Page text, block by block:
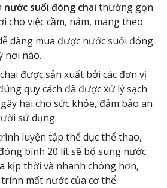
nước suối đóng chai thường gọn
cho việc cầm, nắm, mang theo.
dàng mua được nước suối đóng
nơi nào.
được sản xuất bởi các đơn vị
quy cách đã được xử lý sạch
hại cho sức khỏe, đảm bảo an
sử dụng.
luyện tập thể dục thể thao,
bình 20 lít sẽ bổ sung nước
kịp thời và nhanh chóng hơn,
mất nước của cơ thể.